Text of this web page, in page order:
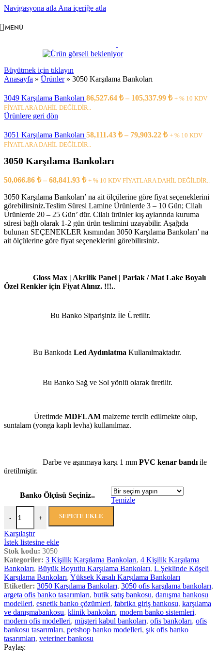
Navigasyona atla Ana içeriğe atla
MENÜ
Büyütmek için tıklayın
Anasayfa » Ürünler» 3050 Karşılama Bankoları
3049 Karşılama Bankoları 86,527.64 ₺ – 105,337.99 ₺Fiyat
105,337.99 ₺
+ % 10 KDV
FİYATLARA DAHİL DEĞİLDİR..
Ürünlere geri dön
3051 Karşılama Bankoları 58,111.43 ₺ – 79,903.22 ₺Fiyat
+ % 10 KDV
FİYATLARA DAHİL DEĞİLDİR..
3050 Karşılama Bankoları
50,066.86 ₺ – 68,841.93 ₺Fiyat
50,066.86 ₺
-
68,841.93 ₺
+ % 10 KDV FİYATLARA DAHİL DEĞİLDİR..
3050 Karşılama Bankoları’ na ait ölçülerine göre fiyat seçeneklerini
görebilirsiniz.Teslim Süresi Lamine Ürünlerde 3 – 10 Gün; Cilalı
Ürünlerde 20 – 25 Gün’ dür. Cilalı ürünler kış aylarında kuruma
süresi bağlı olarak 1-2 gün ürün teslimini uzayabilir. Aşağıda
bulunan SEÇENEKLER kısmından 3050 Karşılama Bankoları’ na
ait ölçülerine göre fiyat seçeneklerini görebilirsiniz.
Gloss Max | Akrilik Panel | Parlak / Mat Lake Boyalı
Özel Renkler için Fiyat Alınız. !!!..
Bu Banko Siparişiniz İle Üretilir.
Bu Bankoda Led Aydınlatma Kullanılmaktadır.
Bu Banko Sağ ve Sol yönlü olarak üretilir.
Üretimde MDFLAM malzeme tercih edilmekte olup,
suntalam (yonga kaplı levha) kullanılmaz.
Darbe ve aşınmaya karşı 1 mm PVC kenar bandı ile
üretilmiştir.
Banko Ölçüsü Seçiniz..
Temizle
-
3050 Karşılama Bankoları adet
+ SEPETE EKLE
Karşılaştır
İstek listesine ekle
Stok kodu: 3050
Kategoriler: 3 Kişilik Karşılama Bankoları, 4 Kişilik Karşılama
Bankoları, Büyük Boyutlu Karşılama Bankoları, L Şeklinde Köşeli
Karşılama Bankoları, Yüksek Kasalı Karşılama Bankoları
Etiketler: 3050 Karşılama Bankoları, 3050 ofis karşılama bankoları,
argeta ofis banko tasarımları, butik satış bankosu, danışma bankosu
modelleri, esnetik banko çözümleri, fabrika giriş bankosu, karşılama
ve danışmabankosu, klinik bankoları, modern banko sistemleri,
modern ofis modelleri, müşteri kabul bankoları, ofis bankoları, ofis
bankosu tasarımları, petshop banko modelleri, şık ofis banko
tasarımları, veteriner bankosu
Paylaş: